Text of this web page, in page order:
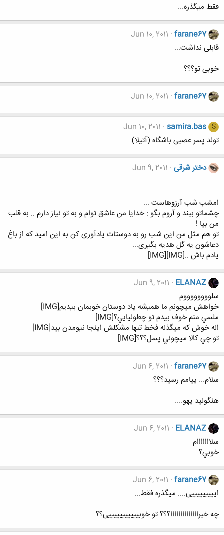
فقط میگذره...
farane67
Jun 10, 2011
قابلی نداشت...
خوبی تو؟؟؟
farane67
Jun 10, 2011
S
samira.bas
Jun 10, 2011
تولد پسر عصبی باشگاه (آتیلا)
دختر شرقی Jun 9, 2011
امشب شب آرزوهاست ...
چشماتو ببند و آروم بگو : خدایا من عاشق توام و به تو نیاز دارم .. به قلب
من بیا !
تو هم مثل من این شب رو به دوستات یادآوری کن به این امید که از باغ
دعاشون یه گل هدیه بگیری...
یادم باش ..[IMG][IMG]
ELANAZ
Jun 9, 2011
سلووووووووم
خواهش ميچونم ما هميشه ياد دوستان خوبمان بيديم[IMG]
ملسي منم خوف بيدم تو چطوليايي؟[IMG]
اله خوش كه ميگذله فخط تنها مشكلش اينجا نيومدن بيد[IMG]
تو چي كالا ميچوني پسل؟؟؟[IMG]
farane67
Jun 6, 2011
سلام... پیامم رسید؟؟؟
هنگولید یهو....
ELANAZ
Jun 6, 2011
سلااااااام
خوبي؟
farane67
Jun 6, 2011
ایییییییییی.... میگذره فقط...
چه خبراااااااااااااا؟؟؟ تو خوبیییییییییییی؟؟